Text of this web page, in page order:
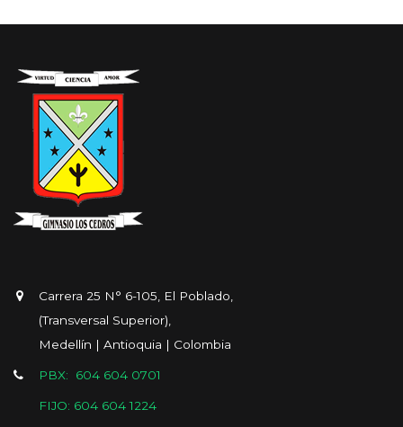
Carrera 25 N° 6-105, El Poblado,
(Transversal Superior),
Medellín | Antioquia | Colombia
PBX: 604 604 0701
FIJO: 604 604 1224